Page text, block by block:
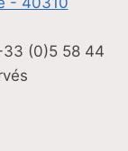
(0)5 58 44